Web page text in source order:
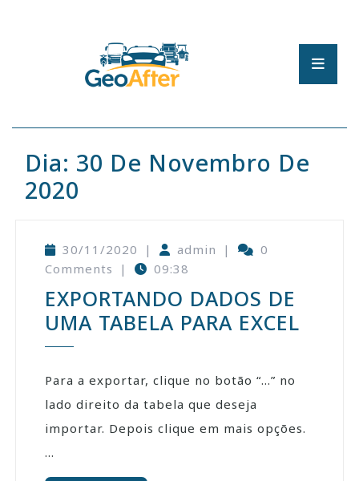
Dia: 30 De Novembro De
2020
30/11/2020 | admin |
0
Comments
| 09:38
EXPORTANDO DADOS DE
UMA TABELA PARA EXCEL
Para a exportar, clique no botão “…” no
lado direito da tabela que deseja
importar. Depois clique em mais opções.
...